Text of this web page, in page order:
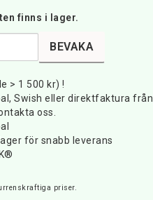
finns i lager.
BEVAKA
> 1 500 kr) !
Swish eller direktfaktura från
oss.
för snabb leverans
priser.